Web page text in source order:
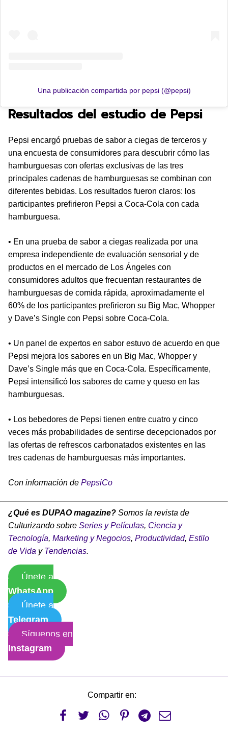
Una publicación compartida por pepsi (@pepsi)
Resultados del estudio de Pepsi
Pepsi encargó pruebas de sabor a ciegas de terceros y
una encuesta de consumidores para descubrir cómo las
hamburguesas con ofertas exclusivas de las tres
principales cadenas de hamburguesas se combinan con
diferentes bebidas. Los resultados fueron claros: los
participantes prefirieron Pepsi a Coca-Cola con cada
hamburguesa.
• En una prueba de sabor a ciegas realizada por una
empresa independiente de evaluación sensorial y de
productos en el mercado de Los Ángeles con
consumidores adultos que frecuentan restaurantes de
hamburguesas de comida rápida, aproximadamente el
60% de los participantes prefirieron su Big Mac, Whopper
y Dave’s Single con Pepsi sobre Coca-Cola.
• Un panel de expertos en sabor estuvo de acuerdo en que
Pepsi mejora los sabores en un Big Mac, Whopper y
Dave’s Single más que en Coca-Cola. Específicamente,
Pepsi intensificó los sabores de carne y queso en las
hamburguesas.
• Los bebedores de Pepsi tienen entre cuatro y cinco
veces más probabilidades de sentirse decepcionados por
las ofertas de refrescos carbonatados existentes en las
tres cadenas de hamburguesas más importantes.
Con información de PepsiCo
¿Qué es DUPAO magazine? Somos la revista de
Culturizando sobre Series y Películas, Ciencia y
Tecnología, Marketing y Negocios, Productividad, Estilo
de Vida y Tendencias.
Únete a
WhatsApp
Únete a
Telegram
Síguenos en
Instagram
Compartir en:
     